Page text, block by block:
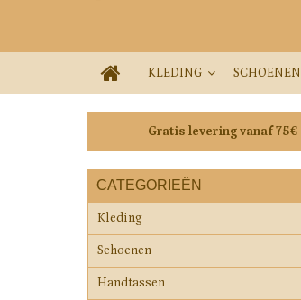
KLEDING SCHOENEN
Gratis levering vanaf 75€
CATEGORIEËN
Kleding
Schoenen
Handtassen